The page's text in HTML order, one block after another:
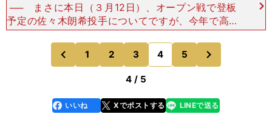
── まさに本日（３月12日）、オープン戦で登板
予定の佐々木朗希投手についてですが、今年で高卒
２年目。2021年はどのような期待をかけています
か？「期待といいますか、ローテーションでしっか
り回れるよう
前
のページへ
1 2 3 4 5
のページへ
4 / 5
faceboo
k
いいね Xでポストする
line LINEで送る